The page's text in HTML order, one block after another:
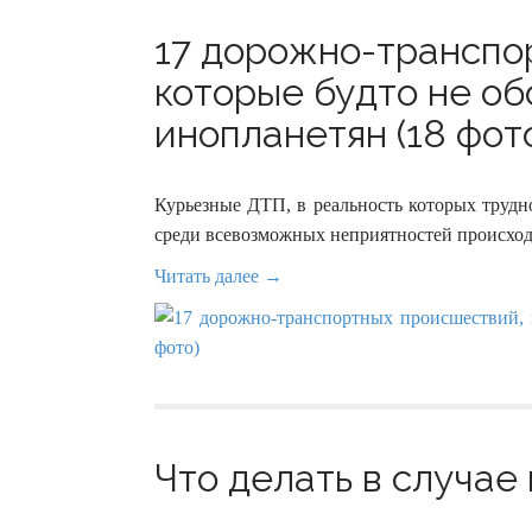
17 дорожно-
которые будто не
инопланетян (18
Курьезные ДТП, в реальность которых
среди всевозможных неприятностей
Читать далее →
Что делать в